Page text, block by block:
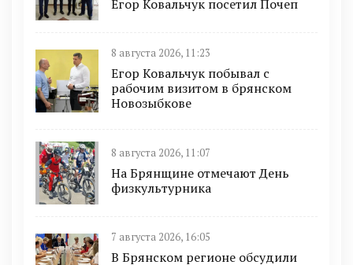
Егор Ковальчук посетил Почеп
8 августа 2026, 11:23
Егор Ковальчук побывал с
рабочим визитом в брянском
Новозыбкове
8 августа 2026, 11:07
На Брянщине отмечают День
физкультурника
7 августа 2026, 16:05
В Брянском регионе обсудили